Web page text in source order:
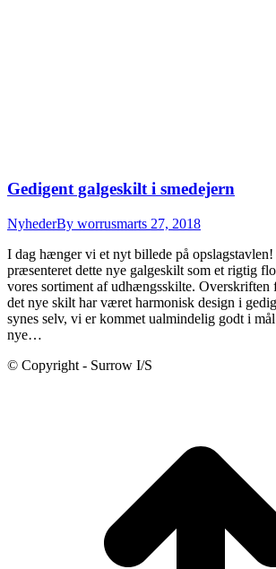
Gedigent galgeskilt i smedejern
NyhederBy worrusmarts 27, 2018
I dag hænger vi et nyt billede på
præsenteret dette nye galgeskilt som et rigtig
vores sortiment af udhængsskilte.
det nye skilt har været harmonisk design i
synes selv, vi er kommet ualmindelig godt i
nye…
© Copyright - Surrow I/S